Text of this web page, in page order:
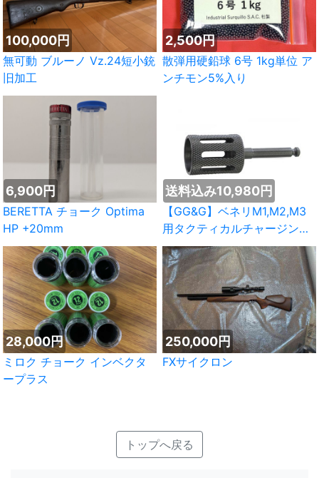
100,000円
無可動 ブルーノ Vz.24短小銃
旧加工
2,500円
散弾用硬鉛球 6号 1kg単位 ア
ンチモン5%入り
6,900円
BERETTA チョーク Optima
HP +20mm
送料込み10,980円
【GG&G】ベネリM1,M2,M3
用タクティカルチャージング
ハンドル
28,000円
ミロク チョーク インベクタ
ープラス
250,000円
FXサイクロン
トップへ戻る